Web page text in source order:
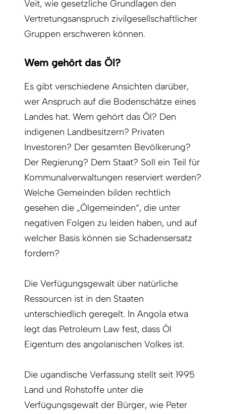
Veit, wie gesetzliche Grundlagen den
Vertretungsanspruch zivilgesellschaftlicher
Gruppen erschweren können.
Wem gehört das Öl?
Es gibt verschiedene Ansichten darüber,
wer Anspruch auf die Bodenschätze eines
Landes hat. Wem gehört das Öl? Den
indigenen Landbesitzern? Privaten
Investoren? Der gesamten Bevölkerung?
Der Regierung? Dem Staat? Soll ein Teil für
Kommunalverwaltungen reserviert werden?
Welche Gemeinden bilden rechtlich
gesehen die „Ölgemeinden“, die unter
negativen Folgen zu leiden haben, und auf
welcher Basis können sie Schadensersatz
fordern?
Die Verfügungsgewalt über natürliche
Ressourcen ist in den Staaten
unterschiedlich geregelt. In Angola etwa
legt das Petroleum Law fest, dass Öl
Eigentum des angolanischen Volkes ist.
Die ugandische Verfassung stellt seit 1995
Land und Rohstoffe unter die
Verfügungsgewalt der Bürger, wie Peter